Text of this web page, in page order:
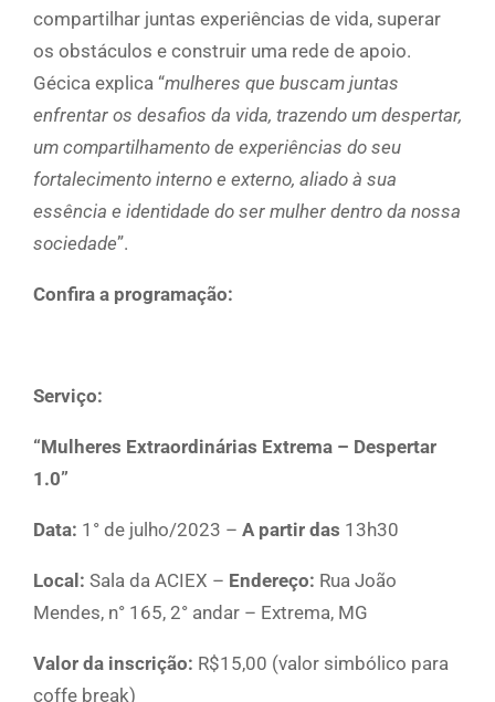
compartilhar juntas experiências de vida, superar
os obstáculos e construir uma rede de apoio.
Gécica explica “mulheres que buscam juntas
enfrentar os desafios da vida, trazendo um despertar,
um compartilhamento de experiências do seu
fortalecimento interno e externo, aliado à sua
essência e identidade do ser mulher dentro da nossa
sociedade”.
Confira a programação:
Serviço:
“Mulheres Extraordinárias Extrema – Despertar
1.0”
Data: 1° de julho/2023 – A partir das 13h30
Local: Sala da ACIEX – Endereço: Rua João
Mendes, n° 165, 2° andar – Extrema, MG
Valor da inscrição: R$15,00 (valor simbólico para
coffe break)